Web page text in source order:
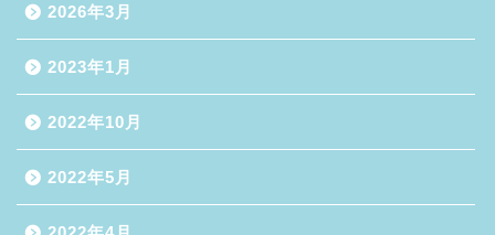
2026年3月
2023年1月
2022年10月
2022年5月